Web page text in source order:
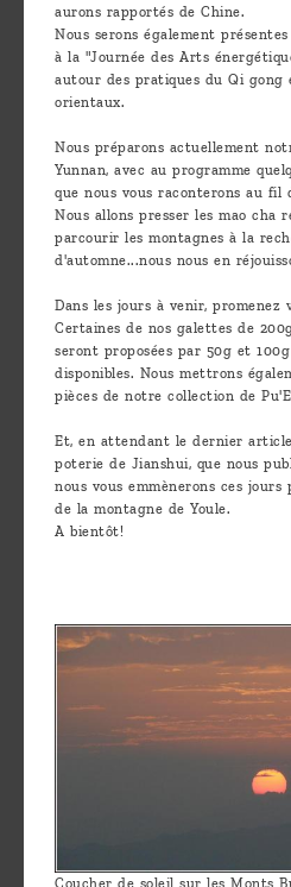
How
infuse
your
tea ?
Leave us
message
aurons rapportés de Chine.
Nous serons également présentes
à la "Journée des Arts
autour des pratiques du Qi
orientaux.
Nous préparons actuellement
Yunnan, avec au programme
que nous vous raconterons au fil
Nous allons presser les mao cha
parcourir les montagnes à la
d'automne...nous nous en
Dans les jours à venir, promenez
Certaines de nos galettes de
seront proposées par 50g et
disponibles. Nous mettrons
pièces de notre collection de
Et, en attendant le dernier
poterie de Jianshui, que nous
nous vous emmènerons ces
de la montagne de Youle.
A bientôt!